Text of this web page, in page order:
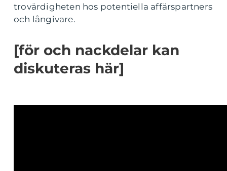
trovärdigheten hos potentiella affärspartners
och långivare.
[för och nackdelar kan
diskuteras här]